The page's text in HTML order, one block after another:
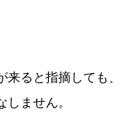
ると指摘しても、
ません。